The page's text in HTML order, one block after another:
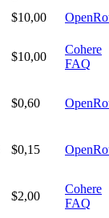
$10,00
$10,00
Cohere
FAQ
$0,60
$0,15
$2,00
Cohere
FAQ